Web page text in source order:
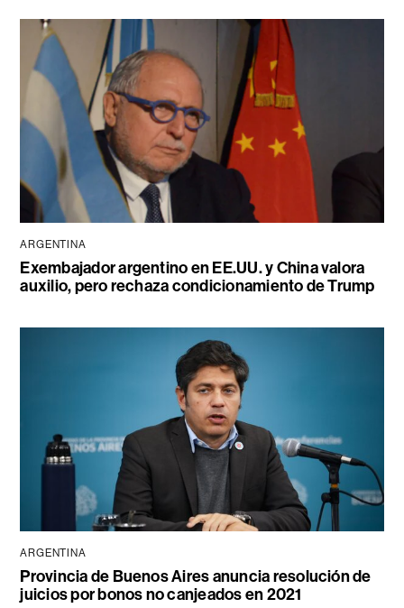
ARGENTINA
Exembajador argentino en EE.UU. y China valora
auxilio, pero rechaza condicionamiento de Trump
ARGENTINA
Provincia de Buenos Aires anuncia resolución de
juicios por bonos no canjeados en 2021